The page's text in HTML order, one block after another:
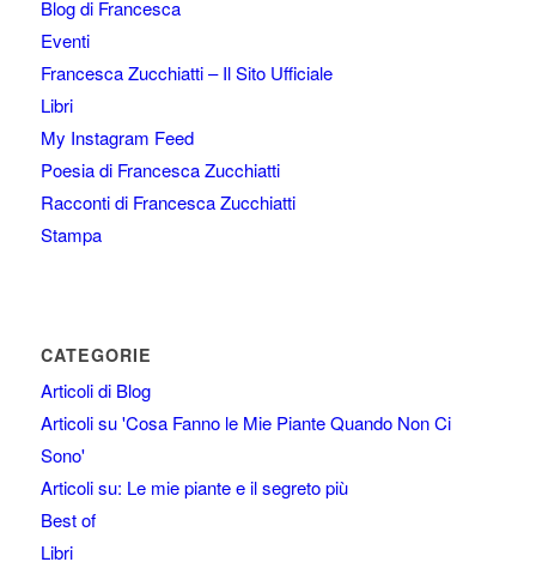
Blog di Francesca
Eventi
Francesca Zucchiatti – Il Sito Ufficiale
Libri
My Instagram Feed
Poesia di Francesca Zucchiatti
Racconti di Francesca Zucchiatti
Stampa
CATEGORIE
Articoli di Blog
Articoli su 'Cosa Fanno le Mie Piante Quando Non Ci
Sono'
Articoli su: Le mie piante e il segreto più
Best of
Libri